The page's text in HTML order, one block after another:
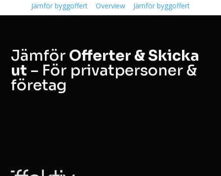
Jämför byggoffert Overview Jämför byggoffert
Jämför Offerter & Skicka
ut – För privatpersoner &
företag